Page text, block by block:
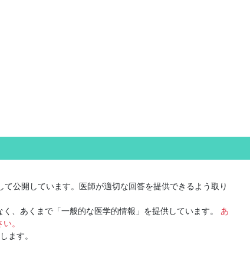
公開しています。医師が適切な回答を提供できるよう取り
、あくまで「一般的な医学的情報」を提供しています。 あ
。
ます。